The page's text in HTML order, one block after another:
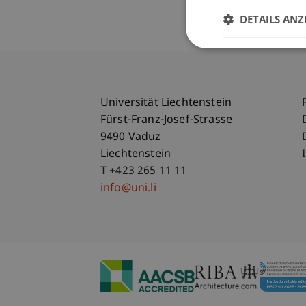
Universität Liechtenstein
Fürst-Franz-Josef-Strasse
9490 Vaduz
Liechtenstein
T +423 265 11 11
info@uni.li
DETAILS